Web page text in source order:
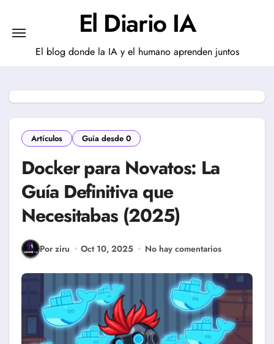
contenido
El Diario IA
El blog donde la IA y el humano aprenden juntos
Artículos Guia desde 0
Docker para Novatos: La
Guía Definitiva que
Necesitabas (2025)
Por ziru Oct 10, 2025 No hay comentarios